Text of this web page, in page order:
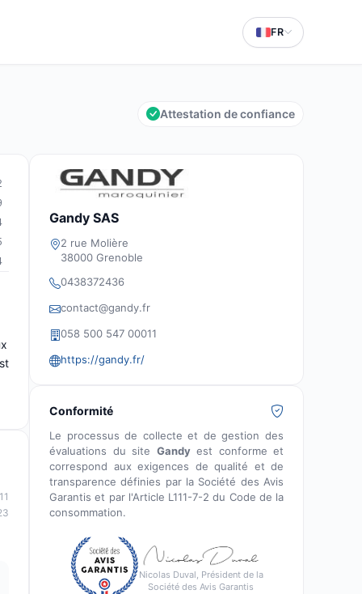
FR
Attestation de confiance
Gandy SAS
2 rue Molière
38000 Grenoble
0438372436
contact@gandy.fr
058 500 547 00011
https://gandy.fr/
Conformité
Le processus de collecte et de gestion des
évaluations du site Gandyest conforme et
correspond aux exigences de qualité et de
transparence définies par la Société des Avis
Garantis et par l'Article L111-7-2 du Code de la
consommation.
Nicolas Duval, Président de la
Société des Avis Garantis